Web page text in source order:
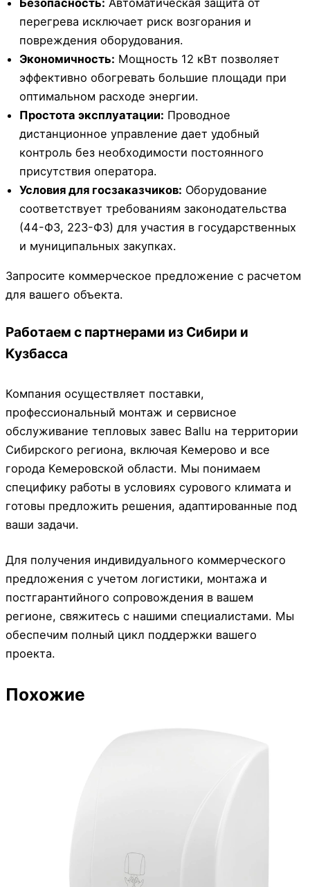
Безопасность: Автоматическая защита от
перегрева исключает риск возгорания и
повреждения оборудования.
Экономичность: Мощность 12 кВт позволяет
эффективно обогревать большие площади при
оптимальном расходе энергии.
Простота эксплуатации: Проводное
дистанционное управление дает удобный
контроль без необходимости постоянного
присутствия оператора.
Условия для госзаказчиков: Оборудование
соответствует требованиям законодательства
(44-ФЗ, 223-ФЗ) для участия в государственных
и муниципальных закупках.
Запросите коммерческое предложение с расчетом
для вашего объекта.
Работаем с партнерами из Сибири и
Кузбасса
Компания осуществляет поставки,
профессиональный монтаж и сервисное
обслуживание тепловых завес Ballu на территории
Сибирского региона, включая Кемерово и все
города Кемеровской области. Мы понимаем
специфику работы в условиях сурового климата и
готовы предложить решения, адаптированные под
ваши задачи.
Для получения индивидуального коммерческого
предложения с учетом логистики, монтажа и
постгарантийного сопровождения в вашем
регионе, свяжитесь с нашими специалистами. Мы
обеспечим полный цикл поддержки вашего
проекта.
Похожие